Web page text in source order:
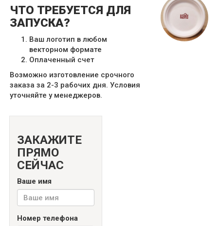
ЧТО ТРЕБУЕТСЯ ДЛЯ
ЗАПУСКА?
Ваш логотип в любом
векторном формате
Оплаченный счет
Возможно изготовление срочного
заказа за 2-3 рабочих дня. Условия
уточняйте у менеджеров.
ЗАКАЖИТЕ
ПРЯМО
СЕЙЧАС
Ваше имя
Номер телефона